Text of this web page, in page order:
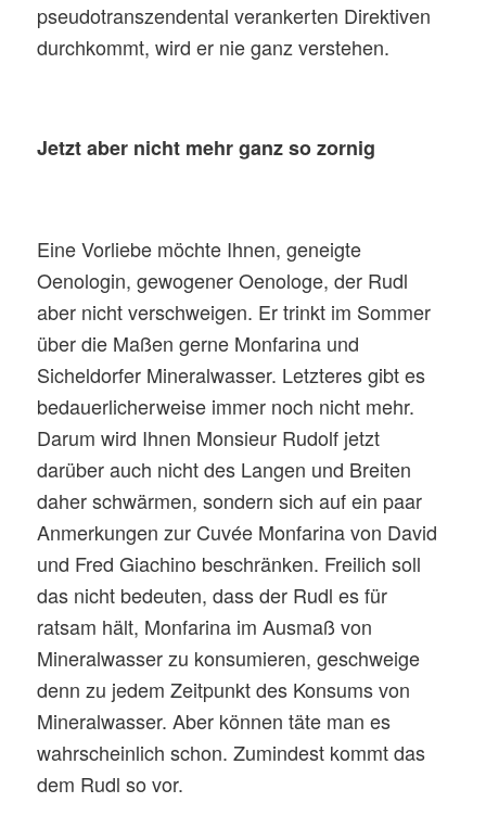
pseudotranszendental verankerten Direktiven
durchkommt, wird er nie ganz verstehen.
Jetzt aber nicht mehr ganz so zornig
Eine Vorliebe möchte Ihnen, geneigte
Oenologin, gewogener Oenologe, der Rudl
aber nicht verschweigen. Er trinkt im Sommer
über die Maßen gerne Monfarina und
Sicheldorfer Mineralwasser. Letzteres gibt es
bedauerlicherweise immer noch nicht mehr.
Darum wird Ihnen Monsieur Rudolf jetzt
darüber auch nicht des Langen und Breiten
daher schwärmen, sondern sich auf ein paar
Anmerkungen zur Cuvée Monfarina von David
und Fred Giachino beschränken. Freilich soll
das nicht bedeuten, dass der Rudl es für
ratsam hält, Monfarina im Ausmaß von
Mineralwasser zu konsumieren, geschweige
denn zu jedem Zeitpunkt des Konsums von
Mineralwasser. Aber können täte man es
wahrscheinlich schon. Zumindest kommt das
dem Rudl so vor.